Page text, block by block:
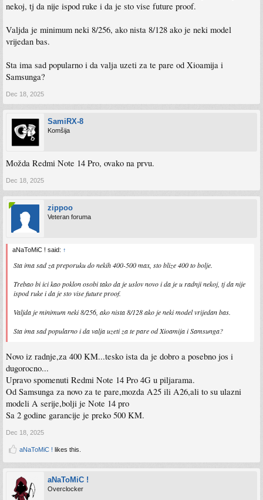
nekoj, tj da nije ispod ruke i da je sto vise future proof.
Valjda je minimum neki 8/256, ako nista 8/128 ako je neki model
vrijedan bas.
Sta ima sad popularno i da valja uzeti za te pare od Xioamija i
Samsunga?
Dec 18, 2025
SamiRX-8
Komšija
Možda Redmi Note 14 Pro, ovako na prvu.
Dec 18, 2025
zippoo
Veteran foruma
aNaToMiC ! said: ↑
Sta ima sad za preporuku do nekih 400-500 max, sto blize 400 to bolje.
Trebao bi ici kao poklon osobi tako da je uslov novo i da je u radnji nekoj, tj da nije
ispod ruke i da je sto vise future proof.
Valjda je minimum neki 8/256, ako nista 8/128 ako je neki model vrijedan bas.
Sta ima sad popularno i da valja uzeti za te pare od Xioamija i Samsunga?
Novo iz radnje,za 400 KM...tesko ista da je dobro a posebno jos i
dugorocno...
Upravo spomenuti Redmi Note 14 Pro 4G u piljarama.
Od Samsunga za novo za te pare,mozda A25 ili A26,ali to su ulazni
modeli A serije,bolji je Note 14 pro
Sa 2 godine garancije je preko 500 KM.
Dec 18, 2025
aNaToMiC ! likes this.
aNaToMiC !
Overclocker